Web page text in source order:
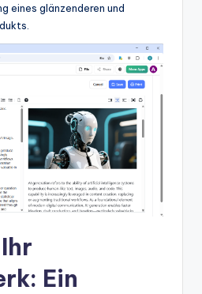
eines glänzenderen und
Ein